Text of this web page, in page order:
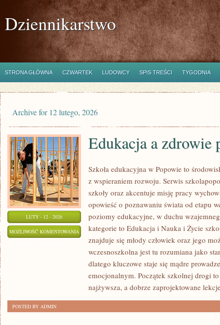
Dziennikarstwo
STRONA GŁÓWNA CZWARTEK LUDOWCY SPIS TREŚCI TYGODNIA
Archive for 12 lutego, 2026
LUTY - 12 - 2026
MOŻLIWOŚĆ KOMENTOWANIA EDUKACJA
ZDROWIE
PSYCHICZNE
Edukacja a zdrowie
Szkoła edukacyjna w Popowie to
z wspieraniem rozwoju. Serwis
szkoły oraz akcentuje misję pracy
opowieść o poznawaniu świata od etapu
poziomy edukacyjne, w duchu
kategorie to Edukacja i Nauka i Życie
znajduje się młody człowiek oraz jego
wczesnoszkolna jest tu rozumiana jako
dlatego kluczowe staje się mądre
emocjonalnym. Początek szkolnej drogi
najżywsza, a dobrze zaprojektowane
POSTED BY ADMIN